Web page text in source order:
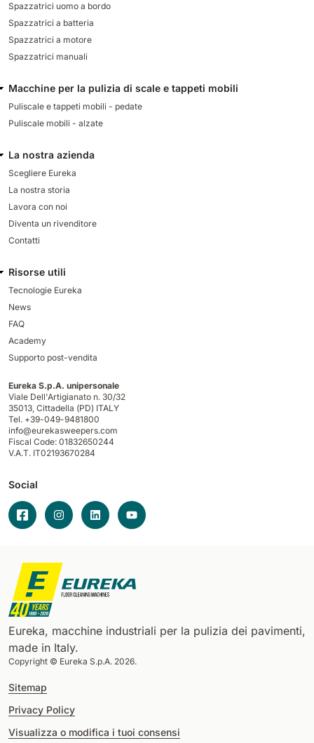
Spazzatrici uomo a bordo
Spazzatrici a batteria
Spazzatrici a motore
Spazzatrici manuali
Macchine per la pulizia di scale e tappeti mobili
Puliscale e tappeti mobili - pedate
Puliscale mobili - alzate
La nostra azienda
Scegliere Eureka
La nostra storia
Lavora con noi
Diventa un rivenditore
Contatti
Risorse utili
Tecnologie Eureka
News
FAQ
Academy
Supporto post-vendita
Eureka S.p.A. unipersonale
Viale Dell'Artigianato n. 30/32
35013, Cittadella (PD) ITALY
Tel. +39-049-9481800
info@eurekasweepers.com
Fiscal Code: 01832650244
V.A.T. IT02193670284
Social
Eureka, macchine industriali per la pulizia dei pavimenti,
made in Italy.
Copyright © Eureka S.p.A. 2026.
Sitemap
Privacy Policy
Visualizza o modifica i tuoi consensi